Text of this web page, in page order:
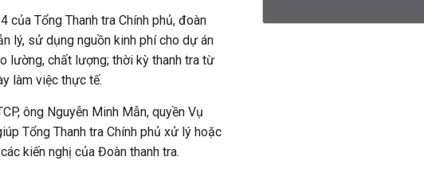
Tổng Thanh tra Chính phủ, đoàn
lý, sử dụng nguồn kinh phí cho dự án
lường, chất lượng; thời kỳ thanh tra từ
làm việc thực tế.
ông Nguyễn Minh Mẫn, quyền Vụ
Tổng Thanh tra Chính phủ xử lý hoặc
kiến nghị của Đoàn thanh tra.